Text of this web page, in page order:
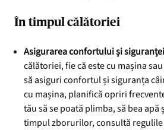
În timpul călătoriei
Asigurarea confortului și
călătoriei, fie că este cu mașina
să asiguri confortul și siguranța
cu mașina, planifică opriri
tău să se poată plimba, să bea apă
timpul zborurilor, consultă